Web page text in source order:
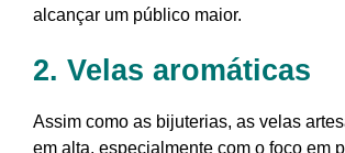
alcançar um público maior.
2. Velas aromáticas
Assim como as bijuterias, as velas
em alta, especialmente com o foco em